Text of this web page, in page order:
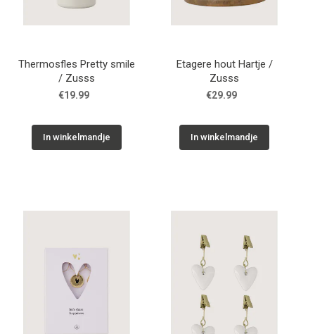
Thermosfles Pretty smile
/ Zusss
€19.99
In winkelmandje
Etagere hout Hartje /
Zusss
€29.99
In winkelmandje